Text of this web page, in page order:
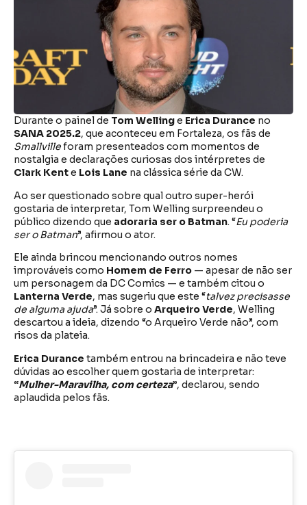
Durante o painel de Tom Wellinge Erica Durance no
SANA 2025.2, que aconteceu em Fortaleza, os fãs de
Smallvilleforam presenteados com momentos de
nostalgia e declarações curiosas dos intérpretes de
Clark Kente Lois Lane na clássica série da CW.
Ao ser questionado sobre qual outro super-herói
gostaria de interpretar, Tom Welling surpreendeu o
público dizendo que adoraria ser o Batman. “Eu poderia
ser o Batman”, afirmou o ator.
Ele ainda brincou mencionando outros nomes
improváveis como Homem de Ferro — apesar de não ser
um personagem da DC Comics — e também citou o
Lanterna Verde, mas sugeriu que este “talvez precisasse
de alguma ajuda”. Já sobre o Arqueiro Verde, Welling
descartou a ideia, dizendo “o Arqueiro Verde não”, com
risos da plateia.
Erica Durance também entrou na brincadeira e não teve
dúvidas ao escolher quem gostaria de interpretar:
“Mulher-Maravilha, com certeza”, declarou, sendo
aplaudida pelos fãs.